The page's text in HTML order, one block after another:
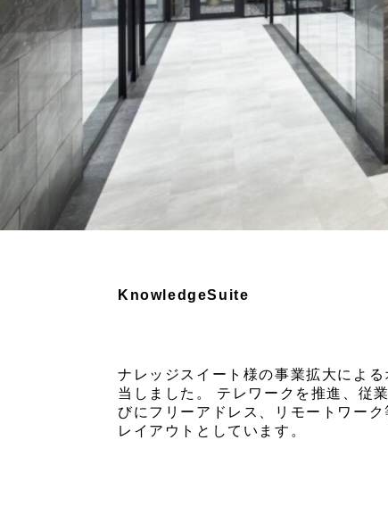
KnowledgeSuite
ナレッジスイート様の事業拡大によ
当しました。 テレワークを推進、従
びにフリーアドレス、リモートワー
レイアウトとしています。